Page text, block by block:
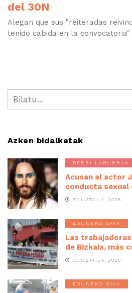
del 30N
Alegan que sus "reiteradas
tenido cabida en la convocatoria"
Azken bidalketak
BERRI LABURRAK
Acusan al actor
conducta sexual
30 UZTAILA, 2026
EGUNEKO GAIA
Las
de Bizkaia, más
30 UZTAILA, 2026
EGUNEKO GAIA